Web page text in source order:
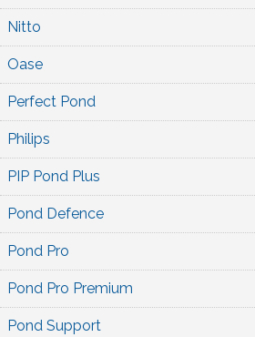
Nitto
Oase
Perfect Pond
Philips
PIP Pond Plus
Pond Defence
Pond Pro
Pond Pro Premium
Pond Support